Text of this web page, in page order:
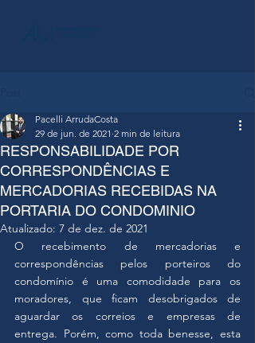
RESPONSABILIDADE POR
CORRESPONDÊNCIAS E
MERCADORIAS RECEBIDAS NA
PORTARIA DO CONDOMINIO
Pacelli ArrudaCosta
29 de jun. de 2021 2 min de leitura
Atualizado: 7 de dez. de 2021
O recebimento de mercadorias e
correspondências pelos porteiros do
condomínio é uma comodidade para os
moradores, que ficam desobrigados de
aguardar os correios e empresas de
entrega. Porém, como toda benesse, esta